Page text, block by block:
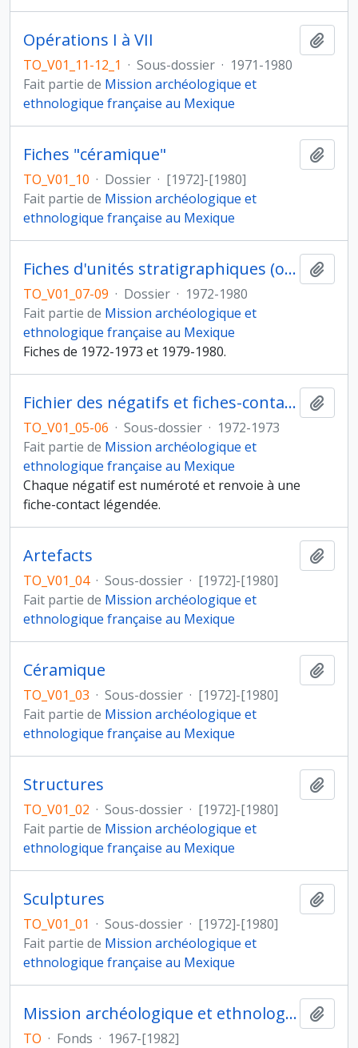
Opérations I à VII
TO_V01_11-12_1 · Sous-dossier · 1971-1980
Fait partie de Mission archéologique et
ethnologique française au Mexique
Fiches "céramique"
TO_V01_10 · Dossier · [1972]-[1980]
Fait partie de Mission archéologique et
ethnologique française au Mexique
Fiches d'unités stratigraphiques (ou fiches d'opération)
TO_V01_07-09 · Dossier · 1972-1980
Fait partie de Mission archéologique et
ethnologique française au Mexique
Fiches de 1972-1973 et 1979-1980.
Fichier des négatifs et fiches-contacts
TO_V01_05-06 · Sous-dossier · 1972-1973
Fait partie de Mission archéologique et
ethnologique française au Mexique
Chaque négatif est numéroté et renvoie à une
fiche-contact légendée.
Artefacts
TO_V01_04 · Sous-dossier · [1972]-[1980]
Fait partie de Mission archéologique et
ethnologique française au Mexique
Céramique
TO_V01_03 · Sous-dossier · [1972]-[1980]
Fait partie de Mission archéologique et
ethnologique française au Mexique
Structures
TO_V01_02 · Sous-dossier · [1972]-[1980]
Fait partie de Mission archéologique et
ethnologique française au Mexique
Sculptures
TO_V01_01 · Sous-dossier · [1972]-[1980]
Fait partie de Mission archéologique et
ethnologique française au Mexique
Mission archéologique et ethnologique française au Mexique
TO · Fonds · 1967-[1982]